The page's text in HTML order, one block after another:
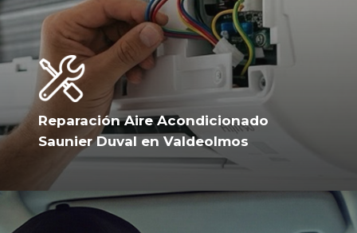
Reparación Aire Acondicionado
Saunier Duval en Valdeolmos